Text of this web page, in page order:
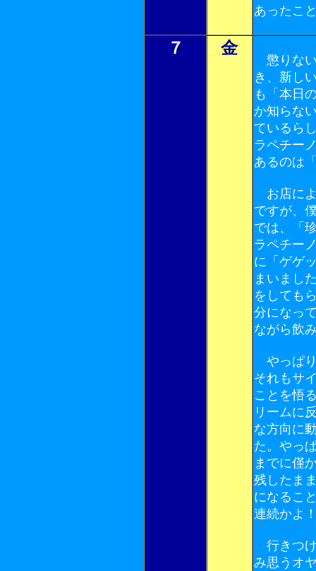
あったこ
７ 金
懲りない
き、新し
も「本日
か知らな
ているら
ラペチー
あるのは
お店によ
ですが、
では、「
ラペチー
に「ゲゲ
まいまし
をしても
分になっ
ながら飲
やっぱり
それもサ
ことを悟
リームに
な方向に
た。やっ
までに僅
残したま
になるこ
連続かよ
行きつけ
み思うオ